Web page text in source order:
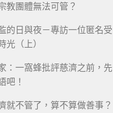
教團體無法可管？
的日與夜－專訪一位匿名受
光（上）
：一窩蜂批評慈濟之前，先
吧！
就不管了，算不算做善事？